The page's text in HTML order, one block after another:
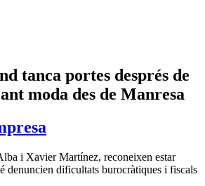
tanca portes després de
moda des de Manresa
i Xavier Martínez, reconeixen estar
denuncien dificultats burocràtiques i fiscals